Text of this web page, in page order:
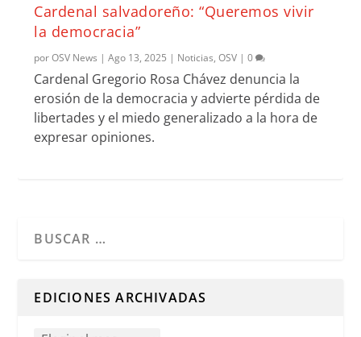
Cardenal salvadoreño: “Queremos vivir
la democracia”
porOSV News |Ago 13, 2025 | Noticias,OSV |0
Cardenal Gregorio Rosa Chávez denuncia la
erosión de la democracia y advierte pérdida de
libertades y el miedo generalizado a la hora de
expresar opiniones.
EDICIONES ARCHIVADAS